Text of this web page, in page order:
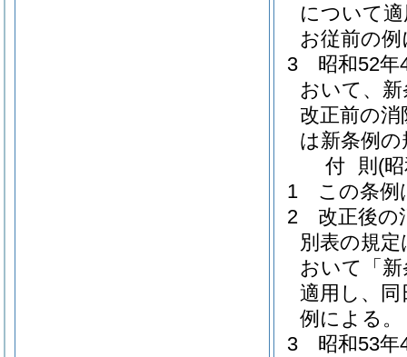
について
お従前の
3
昭和52
おいて、
改正前の
は新条例
付 則 (
1
この条例
2
改正後の
別表の規
おいて「
適用し、
例による。
3
昭和53